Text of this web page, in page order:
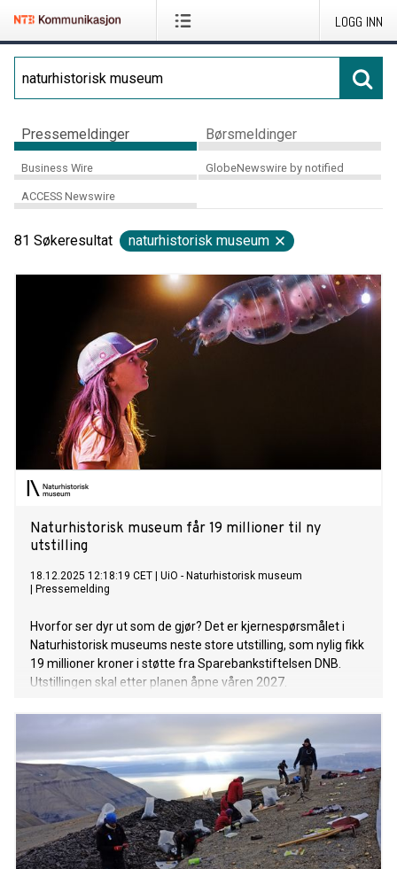
LOGG INN
Pressemeldinger Børsmeldinger
Business Wire GlobeNewswire by notified
ACCESS Newswire
81 Søkeresultat naturhistorisk museum
Naturhistorisk museum får 19 millioner til ny
utstilling
18.12.2025 12:18:19 CET
UiO - Naturhistorisk museum
Pressemelding
Hvorfor ser dyr ut som de gjør? Det er kjernespørsmålet i
Naturhistorisk museums neste store utstilling, som nylig fikk
19 millioner kroner i støtte fra Sparebankstiftelsen DNB.
Utstillingen skal etter planen åpne våren 2027.